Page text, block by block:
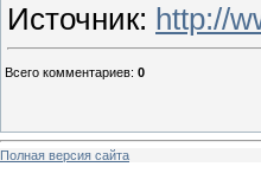
Источник: http://
Всего комментариев: 0
Полная версия сайта